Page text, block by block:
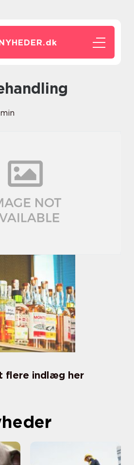
dk
flere indlæg her